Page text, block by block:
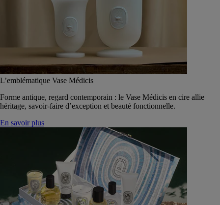
L’emblématique Vase Médicis
Forme antique, regard contemporain : le Vase Médicis en cire allie
héritage, savoir-faire d’exception et beauté fonctionnelle.
En savoir plus